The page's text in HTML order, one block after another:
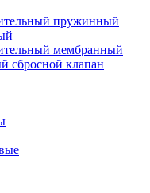
пружинный
мембранный
сбросной клапан